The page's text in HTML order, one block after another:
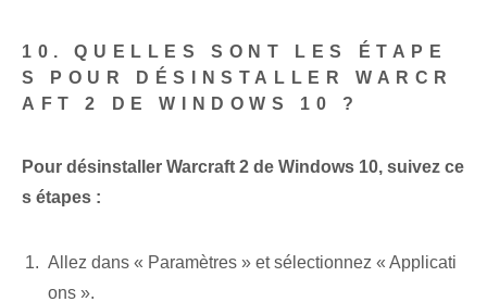
10. QUELLES SONT LES ÉTAPE
S POUR DÉSINSTALLER WARCR
AFT 2 DE WINDOWS 10 ?
Pour désinstaller Warcraft 2 de Windows 10, suivez ce
s étapes :
Allez dans « Paramètres » et sélectionnez « Applicati
ons ».